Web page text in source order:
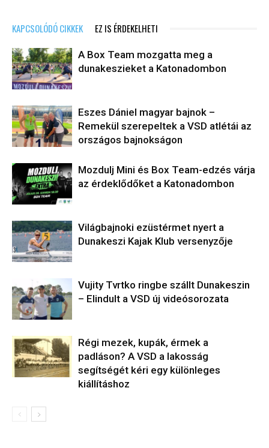
KAPCSOLÓDÓ CIKKEK EZ IS ÉRDEKELHETI
A Box Team mozgatta meg a
dunakeszieket a Katonadombon
Eszes Dániel magyar bajnok –
Remekül szerepeltek a VSD atlétái az
országos bajnokságon
Mozdulj Mini és Box Team-edzés várja
az érdeklődőket a Katonadombon
Világbajnoki ezüstérmet nyert a
Dunakeszi Kajak Klub versenyzője
Vujity Tvrtko ringbe szállt Dunakeszin
– Elindult a VSD új videósorozata
Régi mezek, kupák, érmek a
padláson? A VSD a lakosság
segítségét kéri egy különleges
kiállításhoz